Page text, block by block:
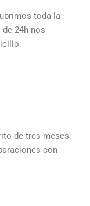
toda la
24h nos
de tres meses
con